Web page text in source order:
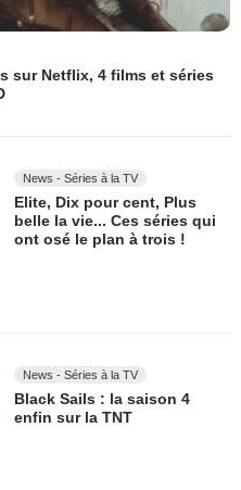
sur Netflix, 4 films et séries
News - Séries à la TV
Elite, Dix pour cent, Plus
belle la vie... Ces séries qui
ont osé le plan à trois !
News - Séries à la TV
Black Sails : la saison 4
enfin sur la TNT